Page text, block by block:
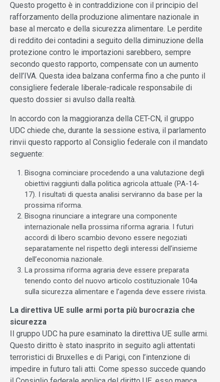
Questo progetto è in contraddizione con il principio del
rafforzamento della produzione alimentare nazionale in
base al mercato e della sicurezza alimentare. Le perdite
di reddito dei contadini a seguito della diminuzione della
protezione contro le importazioni sarebbero, sempre
secondo questo rapporto, compensate con un aumento
dell’IVA. Questa idea balzana conferma fino a che punto il
consigliere federale liberale-radicale responsabile di
questo dossier si avulso dalla realtà.
In accordo con la maggioranza della CET-CN, il gruppo
UDC chiede che, durante la sessione estiva, il parlamento
rinvii questo rapporto al Consiglio federale con il mandato
seguente:
Bisogna cominciare procedendo a una valutazione degli
obiettivi raggiunti dalla politica agricola attuale (PA-14-
17). I risultati di questa analisi serviranno da base per la
prossima riforma.
Bisogna rinunciare a integrare una componente
internazionale nella prossima riforma agraria. I futuri
accordi di libero scambio devono essere negoziati
separatamente nel rispetto degli interessi dell’insieme
dell’economia nazionale.
La prossima riforma agraria deve essere preparata
tenendo conto del nuovo articolo costituzionale 104a
sulla sicurezza alimentare e l’agenda deve essere rivista.
La direttiva UE sulle armi porta più burocrazia che
sicurezza
Il gruppo UDC ha pure esaminato la direttiva UE sulle armi.
Questo diritto è stato inasprito in seguito agli attentati
terroristici di Bruxelles e di Parigi, con l’intenzione di
impedire in futuro tali atti. Come spesso succede quando